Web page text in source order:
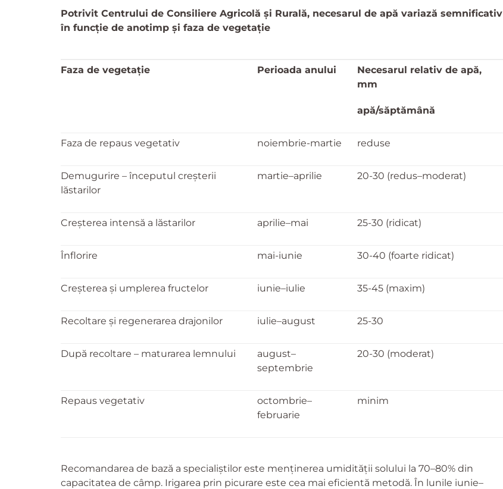
Potrivit Centrului de Consiliere Agricolă și Rurală, necesarul de apă variază semnificativ
în funcție de anotimp și faza de vegetație
Faza de vegetație Perioada anului
Necesarul relativ de apă,
mm
apă/săptămână
Faza de repaus vegetativ noiembrie-martie reduse
Demugurire – începutul creșterii
lăstarilor
martie–aprilie 20-30 (redus–moderat)
Creșterea intensă a lăstarilor aprilie–mai 25-30 (ridicat)
Înflorire mai-iunie 30-40 (foarte ridicat)
Creșterea și umplerea fructelor iunie–iulie 35-45 (maxim)
Recoltare și regenerarea drajonilor iulie–august 25-30
După recoltare – maturarea lemnului
august–
septembrie
20-30 (moderat)
Repaus vegetativ
octombrie–
februarie
minim
Recomandarea de bază a specialiștilor este menținerea umidității solului la 70–80% din
capacitatea de câmp. Irigarea prin picurare este cea mai eficientă metodă. În lunile iunie–